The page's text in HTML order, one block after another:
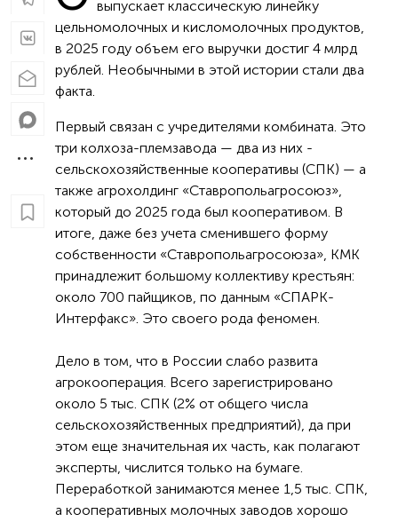
выпускает классическую линейку
цельномолочных и кисломолочных продуктов,
в 2025 году объем его выручки достиг 4 млрд
рублей. Необычными в этой истории стали два
факта.
Первый связан с учредителями комбината. Это
три колхоза-племзавода — два из них -
сельскохозяйственные кооперативы (СПК) — а
также агрохолдинг «Ставропольагросоюз»,
который до 2025 года был кооперативом. В
итоге, даже без учета сменившего форму
собственности «Ставропольагросоюза», КМК
принадлежит большому коллективу крестьян:
около 700 пайщиков, по данным «СПАРК-
Интерфакс». Это своего рода феномен.
Дело в том, что в России слабо развита
агрокооперация. Всего зарегистрировано
около 5 тыс. СПК (2% от общего числа
сельскохозяйственных предприятий), да при
этом еще значительная их часть, как полагают
эксперты, числится только на бумаге.
Переработкой занимаются менее 1,5 тыс. СПК,
а кооперативных молочных заводов хорошо